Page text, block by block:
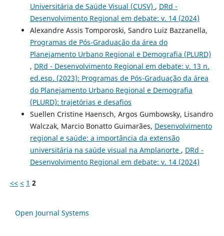
Universitária de Saúde Visual (CUSV) , DRd -
Desenvolvimento Regional em debate: v. 14 (2024)
Alexandre Assis Tomporoski, Sandro Luiz Bazzanella,
Programas de Pós-Graduação da área do
Planejamento Urbano Regional e Demografia (PLURD)
, DRd - Desenvolvimento Regional em debate: v. 13 n.
ed.esp. (2023): Programas de Pós-Graduação da área
do Planejamento Urbano Regional e Demografia
(PLURD): trajetórias e desafios
Suellen Cristine Haensch, Argos Gumbowsky, Lisandro
Walczak, Marcio Bonatto Guimarães, Desenvolvimento
regional e saúde: a importância da extensão
universitária na saúde visual na Amplanorte , DRd -
Desenvolvimento Regional em debate: v. 14 (2024)
<< < 1 2
Open Journal Systems